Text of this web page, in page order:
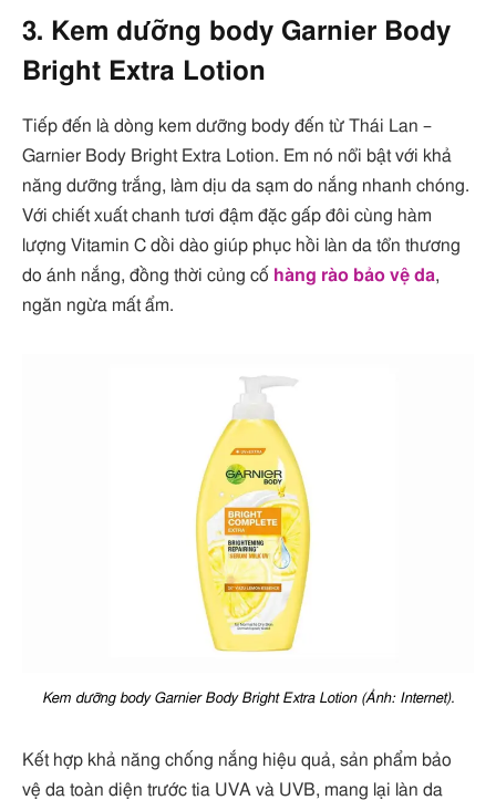
3. Kem dưỡng body Garnier Body
Bright Extra Lotion
Tiếp đến là dòng kem dưỡng body đến từ Thái Lan –
Garnier Body Bright Extra Lotion. Em nó nổi bật với khả
năng dưỡng trắng, làm dịu da sạm do nắng nhanh chóng.
Với chiết xuất chanh tươi đậm đặc gấp đôi cùng hàm
lượng Vitamin C dồi dào giúp phục hồi làn da tổn thương
do ánh nắng, đồng thời củng cố hàng rào bảo vệ da,
ngăn ngừa mất ẩm.
Kem dưỡng body Garnier Body Bright Extra Lotion (Ảnh: Internet).
Kết hợp khả năng chống nắng hiệu quả, sản phẩm bảo
vệ da toàn diện trước tia UVA và UVB, mang lại làn da